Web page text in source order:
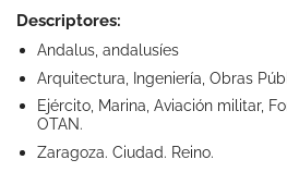
Descriptores:
Andalus, andalusíes
Arquitectura, Ingeniería, Obras
Ejército, Marina, Aviación militar,
OTAN.
Zaragoza. Ciudad. Reino.